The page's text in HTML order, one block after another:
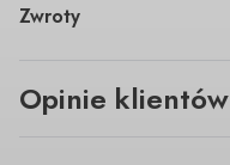
Zwroty
Opinie klientów